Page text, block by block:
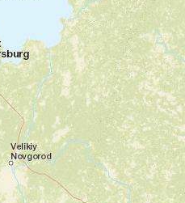
puis
Izmir sur la côte
par notre
Trace Directe
vers Selçuk, à
cité d’Éphèse.
prenez le temps de
en douceur dans
idéalement situé pour
ville et goûter au calme